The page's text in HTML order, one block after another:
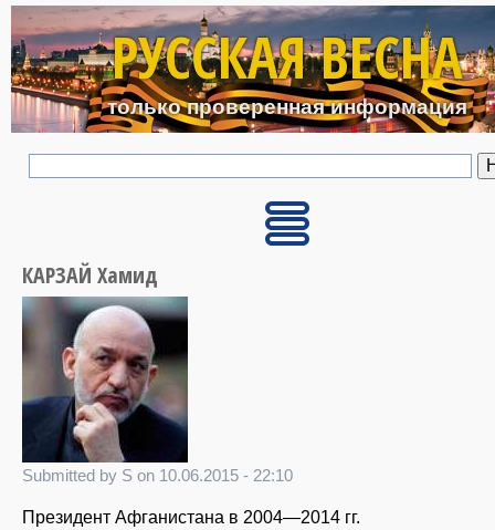
Перейти к основному
РУССКАЯ ВЕСНА
только проверенная информация
КАРЗАЙ Хамид
Submitted by S on 10.06.2015 - 22:10
Президент Афганистана в 2004—2014 гг.